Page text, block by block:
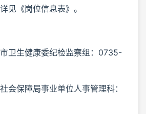
见《岗位信息表》。
卫生健康委纪检监察组：0735-
会保障局事业单位人事管理科：